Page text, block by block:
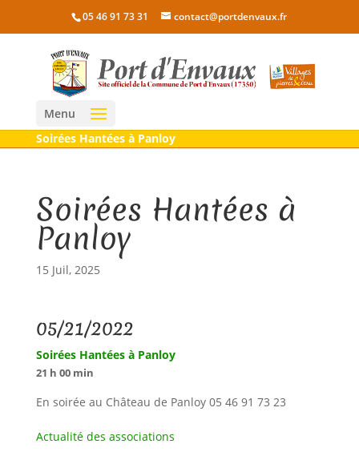
05 46 91 73 31 contact@portdenvaux.fr
Menu
Soirées Hantées à Panloy
Soirées Hantées à
Panloy
15 Juil, 2025
05/21/2022
Soirées Hantées à Panloy
21 h 00 min
En soirée au Château de Panloy 05 46 91 73 23
Actualité des associations